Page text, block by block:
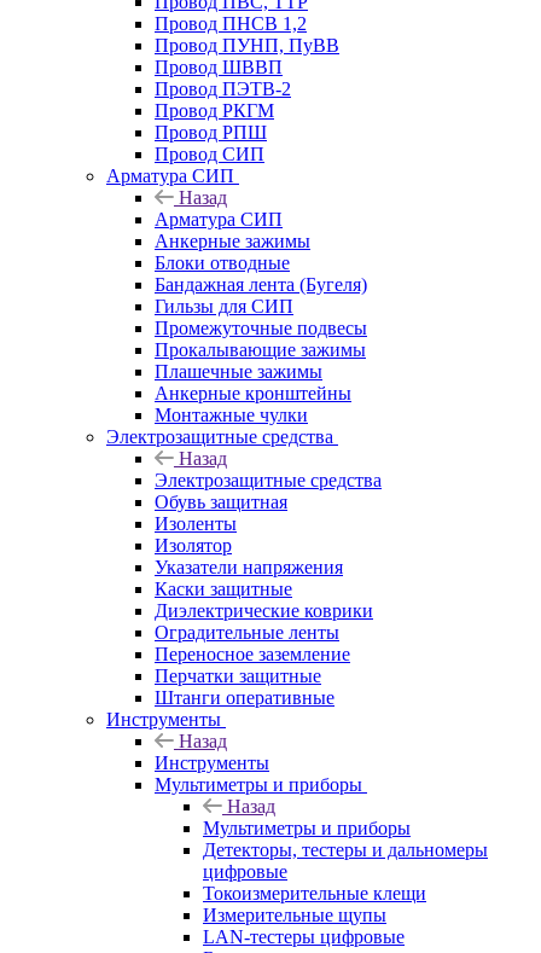
Провод ПНСВ 1,2
Провод ПУНП, ПуВВ
Провод ШВВП
Провод ПЭТВ-2
Провод РКГМ
Провод РПШ
Провод СИП
Арматура СИП
Назад
Арматура СИП
Анкерные зажимы
Блоки отводные
Бандажная лента (Бугеля)
Гильзы для СИП
Промежуточные подвесы
Прокалывающие зажимы
Плашечные зажимы
Анкерные кронштейны
Монтажные чулки
Электрозащитные средства
Назад
Электрозащитные средства
Обувь защитная
Изоленты
Изолятор
Указатели напряжения
Каски защитные
Диэлектрические коврики
Оградительные ленты
Переносное заземление
Перчатки защитные
Штанги оперативные
Инструменты
Назад
Инструменты
Мультиметры и приборы
Назад
Мультиметры и приборы
Детекторы, тестеры и дальномеры
цифровые
Токоизмерительные клещи
Измерительные щупы
LAN-тестеры цифровые